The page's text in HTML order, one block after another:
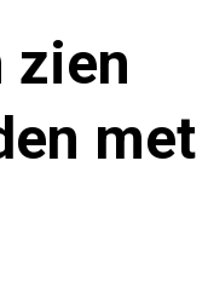
zien
met